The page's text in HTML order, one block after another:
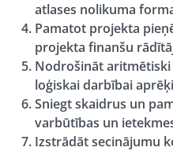
atlases nolikuma
Pamatot projekta
projekta finanšu
Nodrošināt
loģiskai darbībai
Sniegt skaidrus un
varbūtības un
Izstrādāt secinājumu